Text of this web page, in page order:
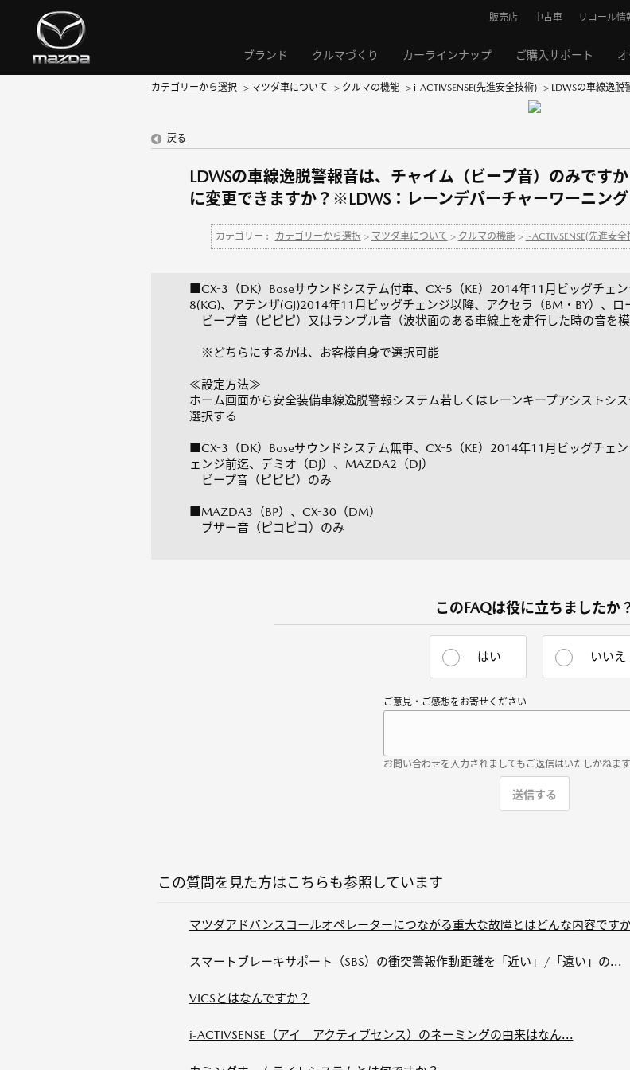
ブランド クルマづくり カーラインナップ ご購入サポート
販売店 中古車 リコール情
カテゴリーから選択 > マツダ車について > クルマの機能 > i-ACTIVSENSE(先進安全技術) > LDWSの車線逸
戻る
LDWSの車線逸脱警報音は、チャイム（ビープ音）のみです
に変更できますか？※LDWS：レーンデパーチャーワーニン
カテゴリー : カテゴリーから選択 > マツダ車について > クルマの機能> i-ACTIVSENSE(先進安全
■CX-3（DK）Boseサウンドシステム付車、CX-5（KE）2014年11月ビッグチェ
8(KG)、アテンザ(GJ)2014年11月ビッグチェンジ以降、アクセラ（BM・BY）、ロ
ビープ音（ピピピ）又はランブル音（波状面のある車線上を走行した時の音を模
※どちらにするかは、お客様自身で選択可能
≪設定方法≫
ホーム画面から安全装備車線逸脱警報システム若しくはレーンキープアシストシ
選択する
■CX-3（DK）Boseサウンドシステム無車、CX-5（KE）2014年11月ビッグチェ
ェンジ前迄、デミオ（DJ）、MAZDA2（DJ）
ビープ音（ピピピ）のみ
■MAZDA3（BP）、CX-30（DM）
ブザー音（ピコピコ）のみ
このFAQは役に立ちましたか
はい いいえ
ご意見・ご感想をお寄せください
お問い合わせを入力されましてもご返信はいたしかねます
この質問を見た方はこちらも参照しています
マツダアドバンスコールオペレーターにつながる重大な故障とはどんな内容です
スマートブレーキサポート（SBS）の衝突警報作動距離を「近い」/「遠い」の...
VICSとはなんですか？
i-ACTIVSENSE（アイ アクティブセンス）のネーミングの由来はなん...